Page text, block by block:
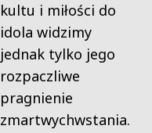
kultu i miłości do
idola widzimy
jednak tylko jego
rozpaczliwe
pragnienie
zmartwychwstania.